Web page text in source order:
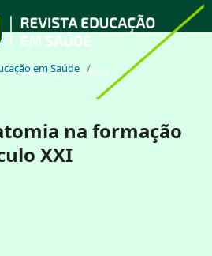
em Saúde /
na formação
XXI